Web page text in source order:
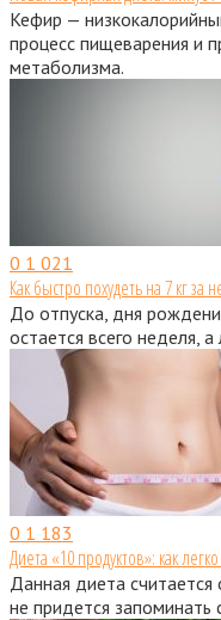
Кефир —
процесс пищеварения и
метаболизма.
0 1 021
Как быстро похудеть на 7 кг
До отпуска, дня
остается всего неделя,
0 1 183
Диета «10 продуктов»: как
Данная диета
не придется запоминать